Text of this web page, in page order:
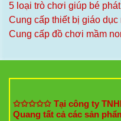
5 loại trò chơi giúp bé
Cung cấp thiết bị giáo
Cung cấp đồ chơi mầm
✩✩✩✩✩ Tại công ty
Quang tất cả các sản